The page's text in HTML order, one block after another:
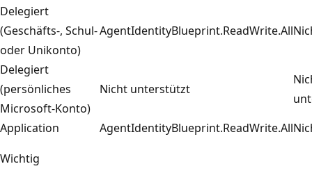
Delegiert
(Geschäfts-, Schul-
oder Unikonto)
AgentIdentityBlueprint.ReadWrite.All
Delegiert
(persönliches
Microsoft-Konto)
Nicht unterstützt
Application
AgentIdentityBlueprint.ReadWrite.All
Wichtig